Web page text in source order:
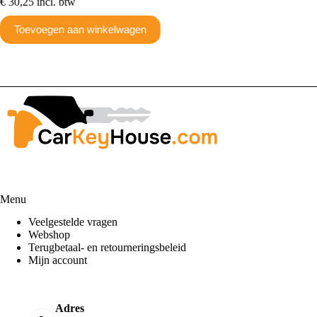
Toevoegen aan winkelwagen
Menu
Veelgestelde vragen
Webshop
Terugbetaal- en retourneringsbeleid
Mijn account
Adres